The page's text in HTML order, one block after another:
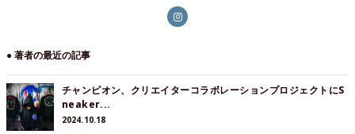
● 著者の最近の記事
チャンピオン、クリエイターコラボレーションプロジェクトにS
neaker...
2024.10.18